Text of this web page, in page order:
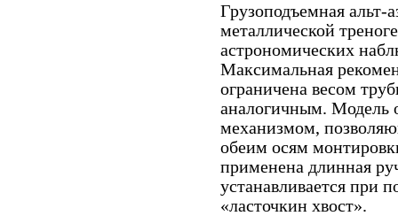
Грузоподъемная альт-
металлической
астрономических
Максимальная
ограничена весом
аналогичным. Модель
механизмом,
обеим осям
применена длинная
устанавливается при
«ласточкин хвост».